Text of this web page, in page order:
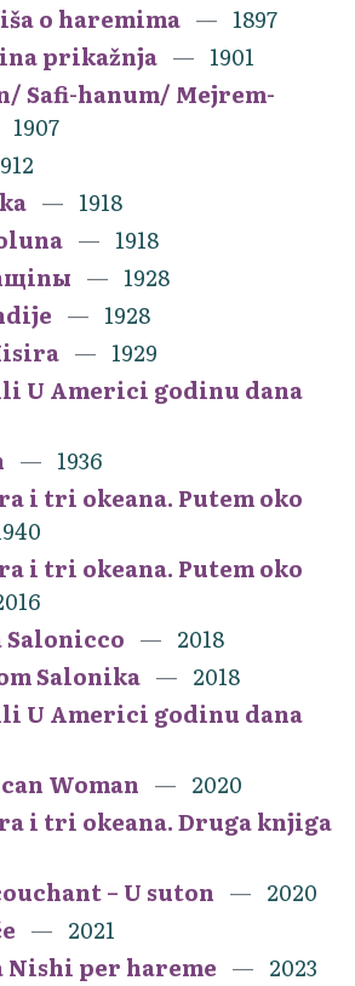
o haremima
1897
prikažnja
1901
Safi-hanum/ Mejrem-
1907
1918
1918
1928
1928
1929
U Americi godinu dana
1936
i tri okeana. Putem oko
i tri okeana. Putem oko
2018
Salonika
2018
U Americi godinu dana
Woman
2020
i tri okeana. Druga knjiga
– U suton
2020
2021
Nishi per hareme
2023